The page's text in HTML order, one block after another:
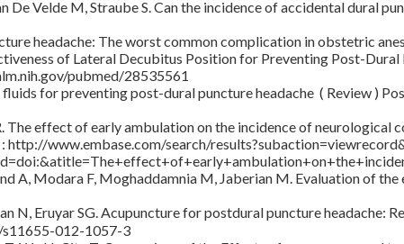
De Velde M, Straube S. Can the incidence of accidental dural
headache: The worst common complication in obstetric
of Lateral Decubitus Position for Preventing Post-
pubmed/28535561
for preventing post-dural puncture headache ( Review )
The effect of early ambulation on the incidence of neurological
http://www.embase.com/search/
A, Modara F, Moghaddamnia M, Jaberian M. Evaluation of
N, Eruyar SG. Acupuncture for postdural puncture
012-1057-3